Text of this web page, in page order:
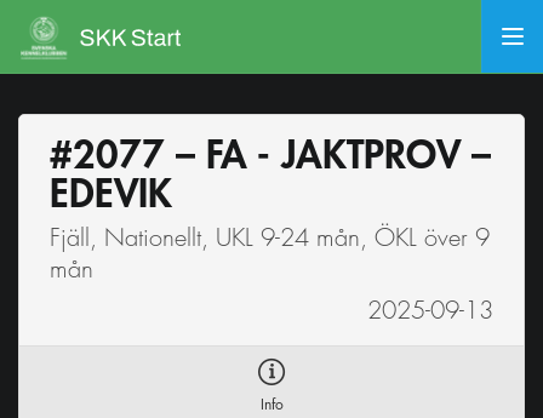
#2077 – FA - JAKTPROV –
EDEVIK
Fjäll, Nationellt, UKL 9-24 mån, ÖKL över 9
mån
2025-09-13
Info